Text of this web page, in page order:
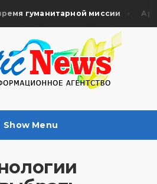
гуманитарной миссии
Show Menu